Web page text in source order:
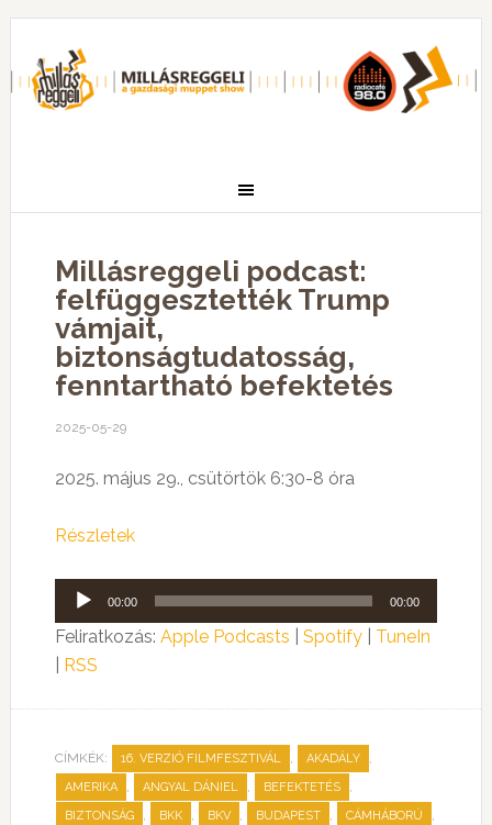
Millásreggeli podcast:
felfüggesztették Trump
vámjait,
biztonságtudatosság,
fenntartható befektetés
2025-05-29
2025. május 29., csütörtök 6:30-8 óra
Részletek
Audió
lejátszó
00:00 00:00
Feliratkozás: Apple Podcasts Spotify| TuneIn
RSS
CÍMKÉK: 16. VERZIÓ FILMFESZTIVÁL , AKADÁLY ,
AMERIKA , ANGYAL DÁNIEL , BEFEKTETÉS ,
BIZTONSÁG , BKK , BKV , BUDAPEST , CÁMHÁBORÚ ,